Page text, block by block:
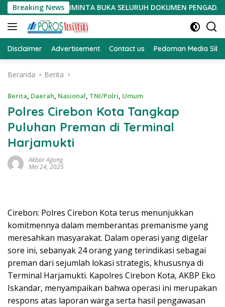
Langsung
ke
konten
Breaking News
DIMINTA BUKA SELURUH DOKUMEN PENGADAAN TANAH PSN
Disclaimer Advertisement Contact us Pedoman Media
Beranda Berita
Berita, Daerah, Nasional, TNI/Polri, Umum
Polres Cirebon Kota Tangkap
Puluhan Preman di Terminal
Harjamukti
Akbar Agung
Mei 24, 2025
Cirebon: Polres Cirebon Kota terus menunjukkan
komitmennya dalam memberantas premanisme yang
meresahkan masyarakat. Dalam operasi yang digelar
sore ini, sebanyak 24 orang yang terindikasi sebagai
preman dari sejumlah lokasi strategis, khususnya di
Terminal Harjamukti. Kapolres Cirebon Kota, AKBP Eko
Iskandar, menyampaikan bahwa operasi ini merupakan
respons atas laporan warga serta hasil pengawasan